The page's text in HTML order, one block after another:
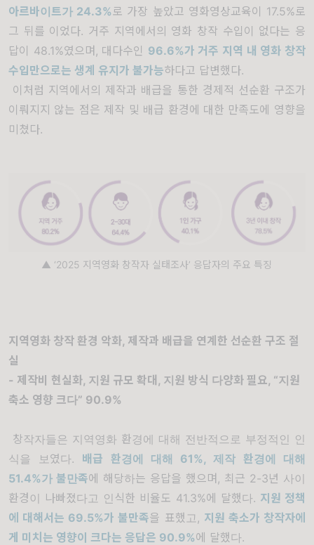
아르바이트가 24.3%로 가장 높았고 영화영상교육이 17.5%로
그 뒤를 이었다. 거주 지역에서의 영화 창작 수입이 없다는 응
답이 48.1%였으며, 대다수인 96.6%가 거주 지역 내 영화 창작
수입만으로는 생계 유지가 불가능하다고 답변했다.
이처럼 지역에서의 제작과 배급을 통한 경제적 선순환 구조가
이뤄지지 않는 점은 제작 및 배급 환경에 대한 만족도에 영향을
미쳤다.
▲ ‘2025 지역영화 창작자 실태조사’ 응답자의 주요 특징
지역영화 창작 환경 악화, 제작과 배급을 연계한 선순환 구조 절
실
- 제작비 현실화, 지원 규모 확대, 지원 방식 다양화 필요, “지원
축소 영향 크다” 90.9%
창작자들은 지역영화 환경에 대해 전반적으로 부정적인 인
식을 보였다. 배급 환경에 대해 61%, 제작 환경에 대해
51.4%가 불만족에 해당하는 응답을 했으며, 최근 2-3년 사이
환경이 나빠졌다고 인식한 비율도 41.3%에 달했다. 지원 정책
에 대해서는 69.5%가 불만족을 표했고, 지원 축소가 창작자에
게 미치는 영향이 크다는 응답은 90.9%에 달했다.